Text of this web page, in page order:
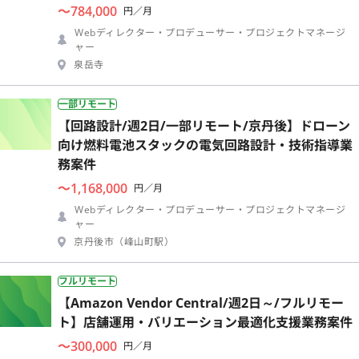
〜784,000 円／月
Webディレクター・プロデューサー・プロジェクトマネージ
ャー
泉岳寺
一部リモート
【回路設計/週2日/一部リモート/京丹後】ドローン
向け燃料電池スタックの電気回路設計・技術指導業
務案件
〜1,168,000 円／月
Webディレクター・プロデューサー・プロジェクトマネージ
ャー
京丹後市（峰山町駅）
フルリモート
【Amazon Vendor Central/週2日～/フルリモー
ト】店舗運用・バリエーション最適化支援業務案件
〜300,000 円／月